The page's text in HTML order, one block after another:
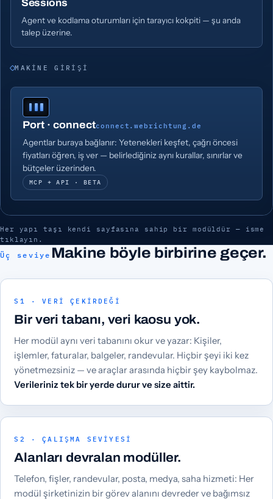
Sessions
Agent ve kodlama oturumları için tarayıcı kokpiti — şu anda
talep üzerine.
MAKINE GIRIŞI
Port · connectconnect.webrichtung.de
Agentlar buraya bağlanır: Yetenekleri keşfet, çağrı öncesi
fiyatları öğren, iş ver — belirlediğiniz aynı kurallar, sınırlar ve
bütçeler üzerinden.
MCP + API · BETA
Her yapı taşı kendi sayfasına sahip bir modüldür — isme
tıklayın.
Üç seviye Makine böyle birbirine geçer.
S1 · VERI ÇEKIRDEĞI
Bir veri tabanı, veri kaosu yok.
Her modül aynı veri tabanını okur ve yazar: Kişiler,
işlemler, faturalar, balgeler, randevular. Hiçbir şeyi iki kez
yönetmezsiniz — ve araçlar arasında hiçbir şey kaybolmaz.
Verileriniz tek bir yerde durur ve size aittir.
S2 · ÇALIŞMA SEVIYESI
Alanları devralan modüller.
Telefon, fişler, randevular, posta, medya, saha hizmeti: Her
modül şirketinizin bir görev alanını devreder ve bağımsız